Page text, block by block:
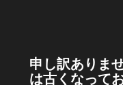
申し訳ありま
は古くなって